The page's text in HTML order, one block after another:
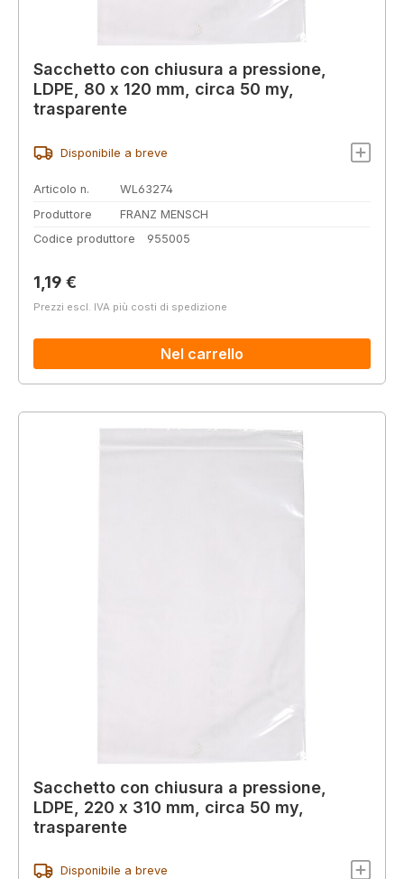
Sacchetto con chiusura a pressione,
LDPE, 80 x 120 mm, circa 50 my,
trasparente
Disponibile a breve
Articolo n.
WL63274
Produttore
FRANZ MENSCH
Codice produttore
955005
Prezzo normale:
1,19 €
Prezzi escl. IVA più costi di spedizione
Nel carrello
Sacchetto con chiusura a pressione,
LDPE, 220 x 310 mm, circa 50 my,
trasparente
Disponibile a breve